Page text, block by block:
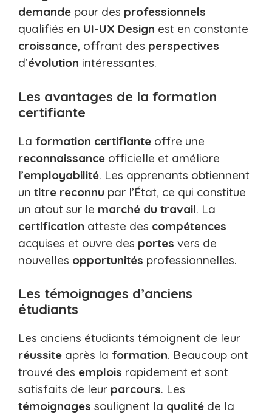
demande pour des professionnels
qualifiés en UI-UX Design est en constante
croissance, offrant des perspectives
d’évolution intéressantes.
Les avantages de la formation
certifiante
La formation certifiante offre une
reconnaissance officielle et améliore
l’employabilité. Les apprenants obtiennent
un titre reconnu par l’État, ce qui constitue
un atout sur le marché du travail. La
certification atteste des compétences
acquises et ouvre des portes vers de
nouvelles opportunités professionnelles.
Les témoignages d’anciens
étudiants
Les anciens étudiants témoignent de leur
réussite après la formation. Beaucoup ont
trouvé des emplois rapidement et sont
satisfaits de leur parcours. Les
témoignages soulignent la qualité de la